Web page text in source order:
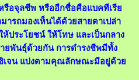
อจุลชีพ หรืออีกชื่อคือแบคทีเรีย
ารถมองเห็นได้ด้วยสายตาเปล่า
ห้ประโยชน์ ให้โทษ และเป็นกลาง
ยพันธุ์ด้วยกัน การดำรงชีพมีทั้ง
เจน แบ่งตามคุณลักษณะมีอยู่ด้วย